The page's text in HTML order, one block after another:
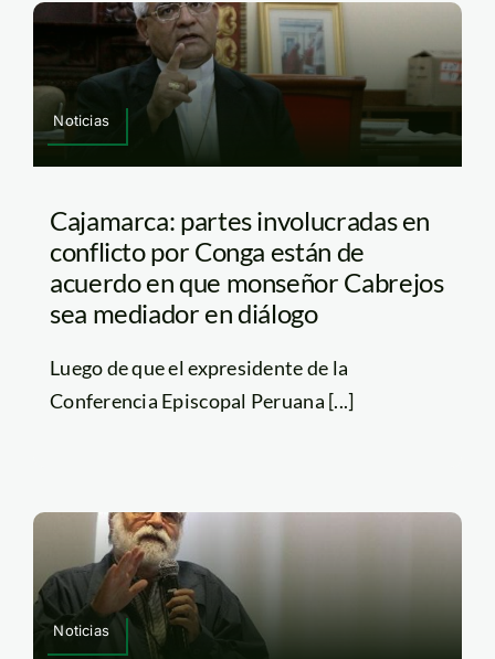
Noticias
Cajamarca: partes involucradas en
conflicto por Conga están de
acuerdo en que monseñor Cabrejos
sea mediador en diálogo
Luego de que el expresidente de la
Conferencia Episcopal Peruana [...]
Noticias